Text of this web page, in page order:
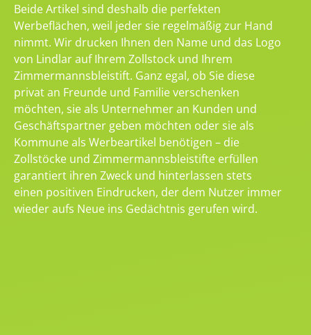
Beide Artikel sind deshalb die perfekten
Werbeflächen, weil jeder sie regelmäßig zur Hand
nimmt. Wir drucken Ihnen den Name und das Logo
von Lindlar auf Ihrem Zollstock und Ihrem
Zimmermannsbleistift. Ganz egal, ob Sie diese
privat an Freunde und Familie verschenken
möchten, sie als Unternehmer an Kunden und
Geschäftspartner geben möchten oder sie als
Kommune als Werbeartikel benötigen – die
Zollstöcke und Zimmermannsbleistifte erfüllen
garantiert ihren Zweck und hinterlassen stets
einen positiven Eindrucken, der dem Nutzer immer
wieder aufs Neue ins Gedächtnis gerufen wird.